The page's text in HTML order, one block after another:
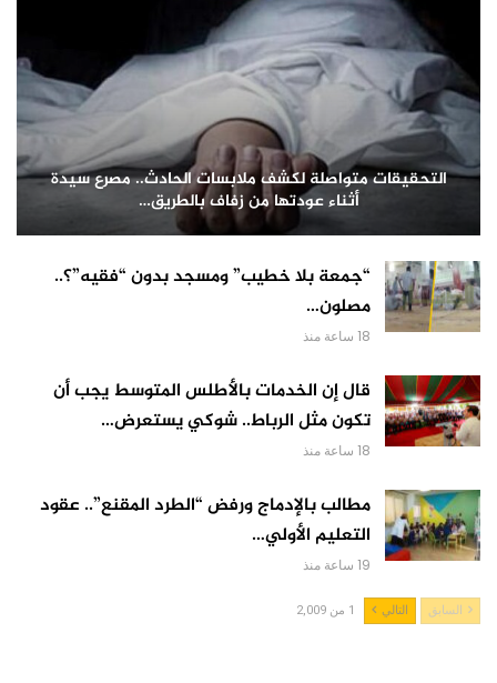
التحقيقات متواصلة لكشف ملابسات الحادث.. مصرع سيدة
أثناء عودتها من زفاف بالطريق…
“جمعة بلا خطيب” ومسجد بدون “فقيه”؟..
مصلون…
18 ساعة منذ
قال إن الخدمات بالأطلس المتوسط يجب أن
تكون مثل الرباط.. شوكي يستعرض…
18 ساعة منذ
مطالب بالإدماج ورفض “الطرد المقنع”.. عقود
التعليم الأولي…
19 ساعة منذ
السابق التالي 1 من 2,009